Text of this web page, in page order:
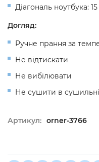
Діагональ ноутбука:
Догляд:
Ручне прання за
Не відтискати
Не вибілювати
Не сушити в
Артикул: orner-3766